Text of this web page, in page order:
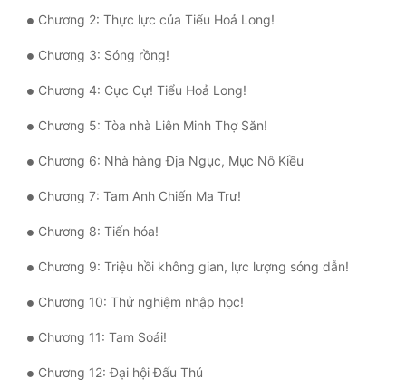
Sảng Văn
Thanh Xuân
Tiên Hiệp
Tiểu Thuyết
Trinh Thám
Triều Đấu
Trùng Sinh
Trọng Sinh
Chương 2: Thực lực của Tiểu Hoả Long!
Chương 3: Sóng rồng!
Chương 4: Cực Cự! Tiểu Hoả Long!
Chương 5: Tòa nhà Liên Minh Thợ Săn!
Chương 6: Nhà hàng Địa Ngục, Mục Nô Kiều
Chương 7: Tam Anh Chiến Ma Trư!
Chương 8: Tiến hóa!
Chương 9: Triệu hồi không gian, lực lượng sóng dẫn!
Chương 10: Thử nghiệm nhập học!
Chương 11: Tam Soái!
Chương 12: Đại hội Đấu Thú